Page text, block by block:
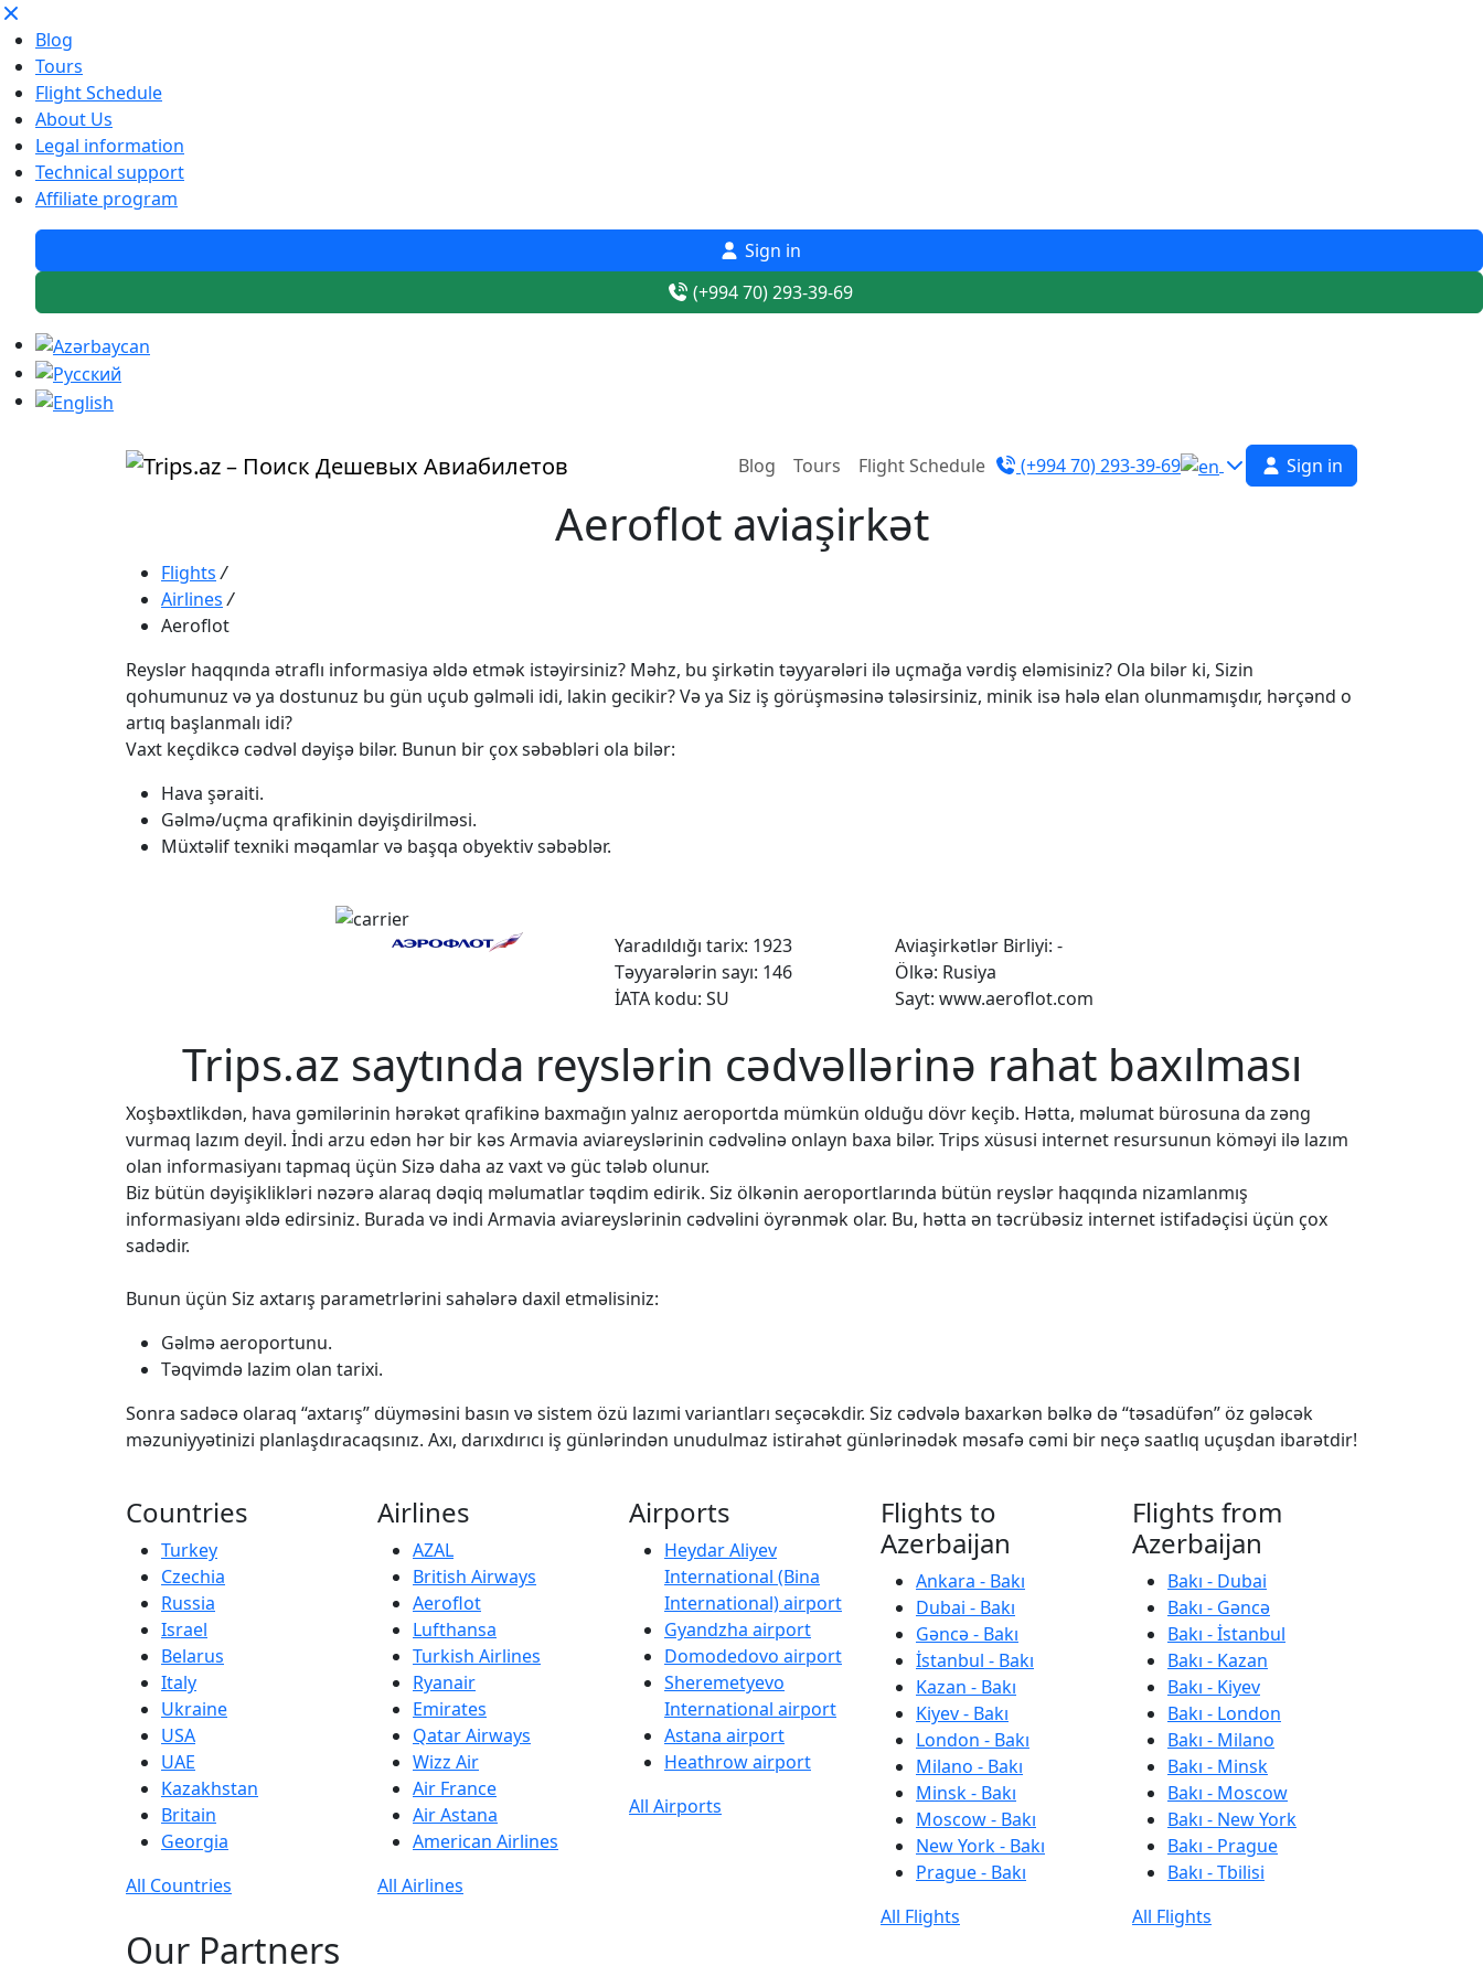
Blog
Tours
Flight Schedule
About Us
Legal information
Technical support
Affiliate program
Sign in
(+994 70) 293-39-69
Blog Tours Flight Schedule (+994 70) 293-39-69 Sign in
Aeroflot aviaşirkət
Flights /
Airlines /
Aeroflot
Reyslər haqqında ətraflı informasiya əldə etmək istəyirsiniz? Məhz, bu şirkətin təyyarələri ilə uçmağa vərdiş eləmisiniz? Ola bilər ki, Sizin
qohumunuz və ya dostunuz bu gün uçub gəlməli idi, lakin gecikir? Və ya Siz iş görüşməsinə tələsirsiniz, minik isə hələ elan olunmamışdır, hərçənd o
artıq başlanmalı idi?
Vaxt keçdikcə cədvəl dəyişə bilər. Bunun bir çox səbəbləri ola bilər:
Hava şəraiti.
Gəlmə/uçma qrafikinin dəyişdirilməsi.
Müxtəlif texniki məqamlar və başqa obyektiv səbəblər.
Yaradıldığı tarix: 1923
Təyyarələrin sayı: 146
İATA kodu: SU
Aviaşirkətlər Birliyi: -
Ölkə: Rusiya
Sayt: www.aeroflot.com
Trips.az saytında reyslərin cədvəllərinə rahat baxılması
Xoşbəxtlikdən, hava gəmilərinin hərəkət qrafikinə baxmağın yalnız aeroportda mümkün olduğu dövr keçib. Hətta, məlumat bürosuna da zəng
vurmaq lazım deyil. İndi arzu edən hər bir kəs Armavia aviareyslərinin cədvəlinə onlayn baxa bilər. Trips xüsusi internet resursunun köməyi ilə lazım
olan informasiyanı tapmaq üçün Sizə daha az vaxt və güc tələb olunur.
Biz bütün dəyişiklikləri nəzərə alaraq dəqiq məlumatlar təqdim edirik. Siz ölkənin aeroportlarında bütün reyslər haqqında nizamlanmış
informasiyanı əldə edirsiniz. Burada və indi Armavia aviareyslərinin cədvəlini öyrənmək olar. Bu, hətta ən təcrübəsiz internet istifadəçisi üçün çox
sadədir.
Bunun üçün Siz axtarış parametrlərini sahələrə daxil etməlisiniz:
Gəlmə aeroportunu.
Təqvimdə lazim olan tarixi.
Sonra sadəcə olaraq “axtarış” düyməsini basın və sistem özü lazımi variantları seçəcəkdir. Siz cədvələ baxarkən bəlkə də “təsadüfən” öz gələcək
məzuniyyətinizi planlaşdıracaqsınız. Axı, darıxdırıcı iş günlərindən unudulmaz istirahət günlərinədək məsafə cəmi bir neçə saatlıq uçuşdan ibarətdir!
Countries
Turkey
Czechia
Russia
Israel
Belarus
Italy
Ukraine
USA
UAE
Kazakhstan
Britain
Georgia
All Countries
Airlines
AZAL
British Airways
Aeroflot
Lufthansa
Turkish Airlines
Ryanair
Emirates
Qatar Airways
Wizz Air
Air France
Air Astana
American Airlines
All Airlines
Airports
Heydar Aliyev
International (Bina
International) airport
Gyandzha airport
Domodedovo airport
Sheremetyevo
International airport
Astana airport
Heathrow airport
All Airports
Flights to
Azerbaijan
Ankara - Bakı
Dubai - Bakı
Gəncə - Bakı
İstanbul - Bakı
Kazan - Bakı
Kiyev - Bakı
London - Bakı
Milano - Bakı
Minsk - Bakı
Moscow - Bakı
New York - Bakı
Prague - Bakı
All Flights
Flights from
Azerbaijan
Bakı - Dubai
Bakı - Gəncə
Bakı - İstanbul
Bakı - Kazan
Bakı - Kiyev
Bakı - London
Bakı - Milano
Bakı - Minsk
Bakı - Moscow
Bakı - New York
Bakı - Prague
Bakı - Tbilisi
All Flights
Our Partners